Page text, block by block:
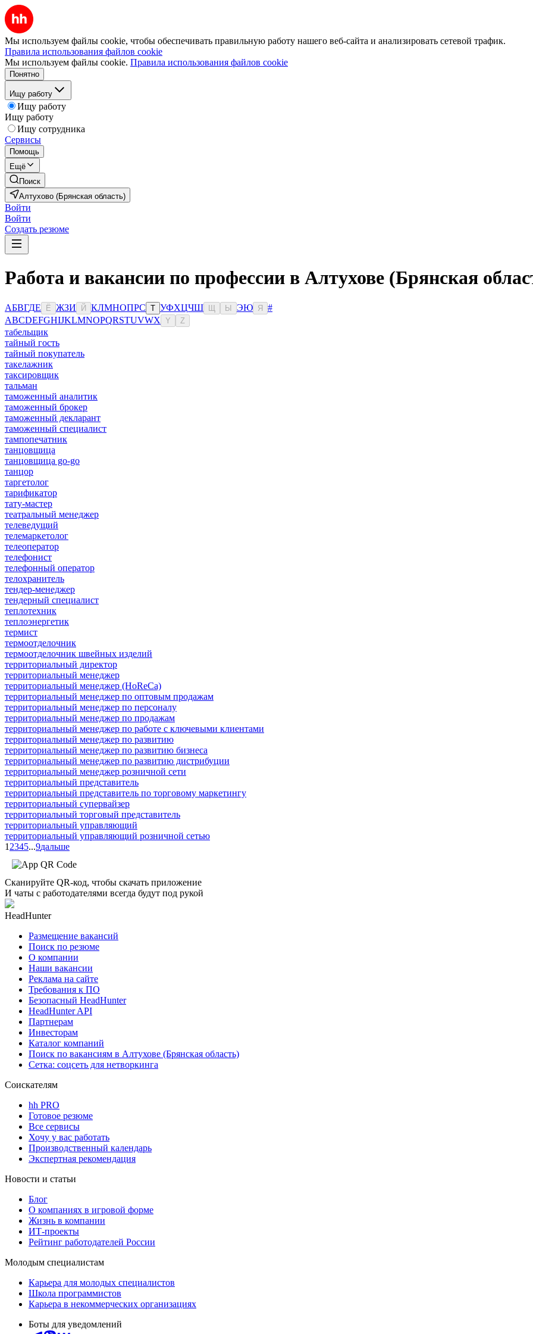
Мы используем файлы cookie, чтобы обеспечивать правильную работу нашего веб-сайта и анализировать сетевой трафик.
Правила использования файлов cookie
Мы используем файлы cookie. Правила использования файлов cookie
Понятно
Ищу работу
Ищу работу
Ищу работу
Ищу сотрудника
Сервисы
Помощь
Ещё
Поиск
Алтухово (Брянская область)
Войти
Войти
Создать резюме
Работа и вакансии по профессии в Алтухове (Брянская
АБВГДЕ Ё ЖЗИ Й КЛМНОПРС Т УФХЦЧШ Ы ЭЮ Я
#
ABCDEFGHIJKLMNOPQRSTUVWX Y Z
табельщик
тайный гость
тайный покупатель
такелажник
таксировщик
тальман
таможенный аналитик
таможенный брокер
таможенный декларант
таможенный специалист
тампопечатник
танцовщица
танцовщица go-go
танцор
таргетолог
тарификатор
тату-мастер
театральный менеджер
телеведущий
телемаркетолог
телеоператор
телефонист
телефонный оператор
телохранитель
тендер-менеджер
тендерный специалист
теплотехник
теплоэнергетик
термист
термоотделочник
термоотделочник швейных изделий
территориальный директор
территориальный менеджер
территориальный менеджер (HoReCa)
территориальный менеджер по оптовым продажам
территориальный менеджер по персоналу
территориальный менеджер по продажам
территориальный менеджер по работе с ключевыми клиентами
территориальный менеджер по развитию
территориальный менеджер по развитию бизнеса
территориальный менеджер по развитию дистрибуции
территориальный менеджер розничной сети
территориальный представитель
территориальный представитель по торговому маркетингу
территориальный супервайзер
территориальный торговый представитель
территориальный управляющий
территориальный управляющий розничной сетью
1 2345...9дальше
Сканируйте QR-код, чтобы скачать приложение
И чаты с работодателями всегда будут под рукой
HeadHunter
Размещение вакансий
Поиск по резюме
О компании
Наши вакансии
Реклама на сайте
Требования к ПО
Безопасный HeadHunter
HeadHunter API
Партнерам
Инвесторам
Каталог компаний
Поиск по вакансиям в Алтухове (Брянская область)
Сетка: соцсеть для нетворкинга
Соискателям
hh PRO
Готовое резюме
Все сервисы
Хочу у вас работать
Производственный календарь
Экспертная рекомендация
Новости и статьи
Блог
О компаниях в игровой форме
Жизнь в компании
ИТ-проекты
Рейтинг работодателей России
Молодым специалистам
Карьера для молодых специалистов
Школа программистов
Карьера в некоммерческих организациях
Боты для уведомлений